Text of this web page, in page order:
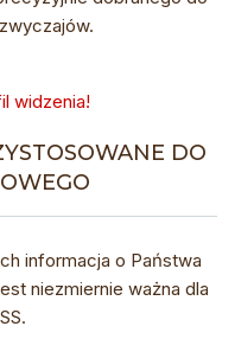
widzenia!
DO
informacja o Państwa
niezmiernie ważna dla